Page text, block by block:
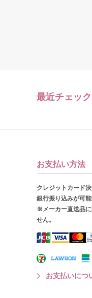
最近チェッ
お支払い方法
クレジットカード
銀行振り込みが可能
※メーカー直送品に
せん。
お支払いにつ